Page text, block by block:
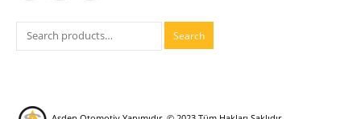
Search